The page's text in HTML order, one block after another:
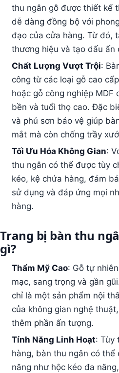
thu ngân gỗ được thiết kế
dễ dàng đồng bộ với
đạo của cửa hàng. Từ đó,
thương hiệu và tạo dấu ấn
Chất Lượng Vượt Trội:
công từ các loại gỗ cao
hoặc gỗ công nghiệp MDF
bền và tuổi thọ cao. Đặc
và phủ sơn bảo vệ giúp
mắt mà còn chống trầy
Tối Ưu Hóa Không Gian:
thu ngân có thể được tùy
kéo, kệ chứa hàng, đảm
sử dụng và đáp ứng mọi
hàng.
Trang bị bàn thu
gì?
Thẩm Mỹ Cao: Gỗ tự
mạc, sang trọng và gần
chỉ là một sản phẩm nội
của không gian nghệ
thêm phần ấn tượng.
Tính Năng Linh Hoạt: Tùy
hàng, bàn thu ngân có
năng như hộc kéo đa